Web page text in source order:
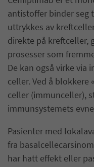
antistoffer binder seg
uttrykkes av
direkte på kreftceller,
prosesser som
De kan også virke via
celler. Ved å blokkere
celler (immunceller),
immunsystemets
Pasienter med
fra
har hatt effekt eller